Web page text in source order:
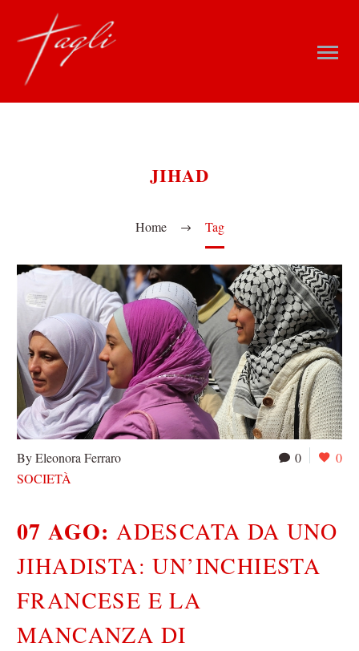
JIHAD
Home Tag
0 0
By Eleonora Ferraro
SOCIETÀ
07 AGO:ADESCATA DA UNO
JIHADISTA: UN’INCHIESTA
FRANCESE E LA
MANCANZA DI